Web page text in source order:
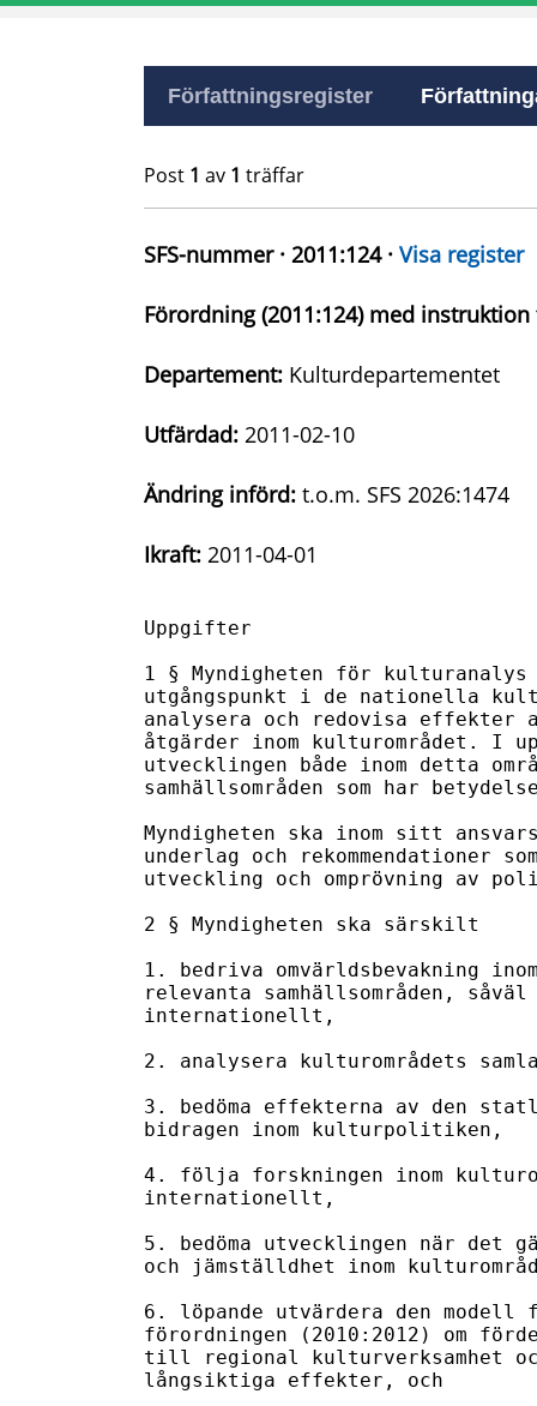
Författningsregister
Post 1 av 1 träffar
SFS-nummer · 2011:124 · Visa register
Förordning (2011:124) med
Departement: Kulturdepartementet
Utfärdad: 2011-02-10
Ändring införd: t.o.m. SFS 2026:1474
Ikraft: 2011-04-01
Uppgifter
1 § Myndigheten för
utgångspunkt i de nationella
analysera och redovisa effekter
åtgärder inom kulturområdet. I
utvecklingen både inom detta
samhällsområden som har
Myndigheten ska inom sitt
underlag och rekommendationer
utveckling och omprövning av
2 § Myndigheten ska särskilt
1. bedriva omvärldsbevakning
relevanta samhällsområden,
internationellt,
2. analysera kulturområdets
3. bedöma effekterna av den
bidragen inom kulturpolitiken,
4. följa forskningen inom
internationellt,
5. bedöma utvecklingen när
och jämställdhet inom
6. löpande utvärdera den modell
förordningen (2010:2012) om
till regional kulturverksamhet
långsiktiga effekter, och